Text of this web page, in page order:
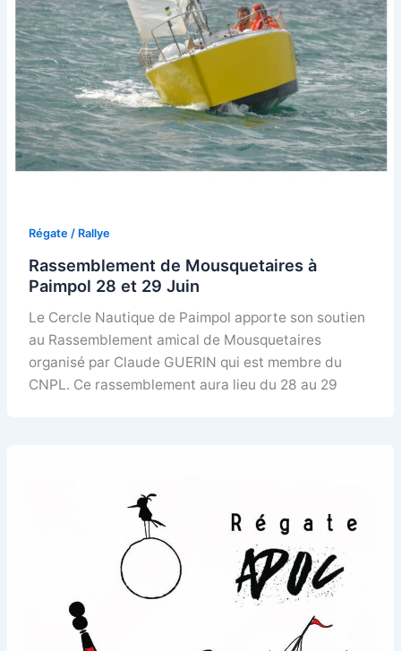
Régate / Rallye
Rassemblement de Mousquetaires à
Paimpol 28 et 29 Juin
Le Cercle Nautique de Paimpol apporte son soutien
au Rassemblement amical de Mousquetaires
organisé par Claude GUERIN qui est membre du
CNPL. Ce rassemblement aura lieu du 28 au 29